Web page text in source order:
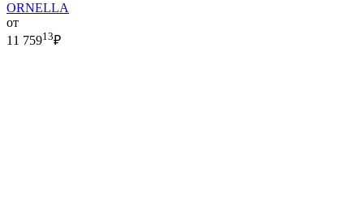
ORNELLA
от
11 75913₽